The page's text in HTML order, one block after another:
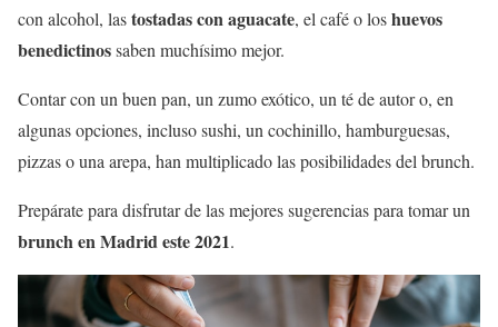
con alcohol, lastostadas con aguacate, el café o loshuevos
benedictinossaben muchísimo mejor.
Contar con un buen pan, un zumo exótico, un té de autor o, en
algunas opciones, incluso sushi, un cochinillo, hamburguesas,
pizzas o una arepa, han multiplicado las posibilidades del brunch.
Prepárate para disfrutar de las mejores sugerencias para tomar un
brunch en Madrid este 2021.